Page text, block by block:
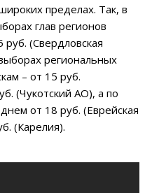
пределах. Так, в
глав регионов
руб. (Свердловская
региональных
– от 15 руб.
(Чукотский АО), а по
от 18 руб. (Еврейская
(Карелия).